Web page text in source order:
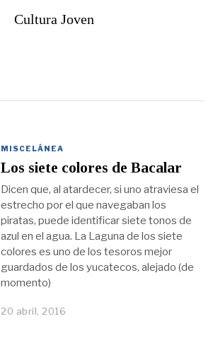
Cultura Joven
MISCELÁNEA
Los siete colores de Bacalar
Dicen que, al atardecer, si uno atraviesa el
estrecho por el que navegaban los
piratas, puede identificar siete tonos de
azul en el agua. La Laguna de los siete
colores es uno de los tesoros mejor
guardados de los yucatecos, alejado (de
momento)
20 abril, 2016